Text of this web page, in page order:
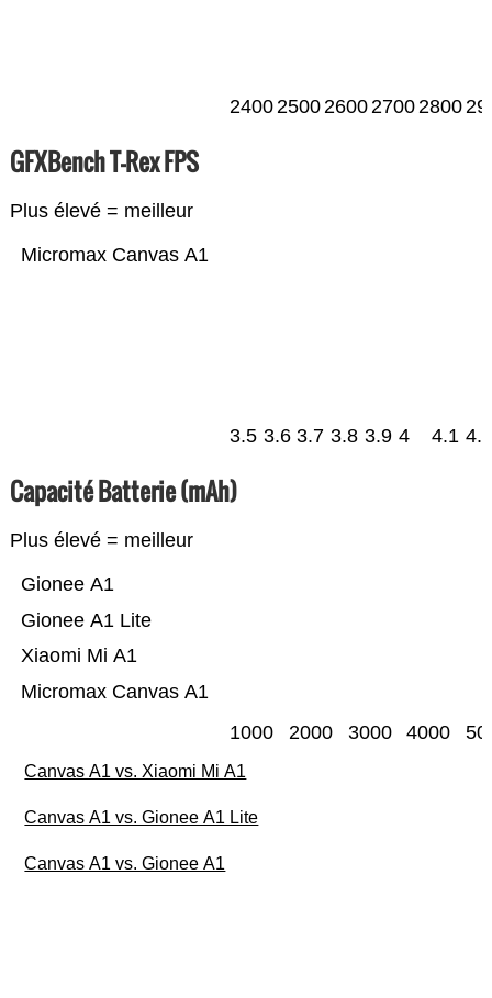
24002500260027002800
GFXBench T-Rex FPS
Plus élevé = meilleur
Micromax Canvas A1
3.5 3.6 3.7 3.8 3.9 4 4.1 4.2
Capacité Batterie (mAh)
Plus élevé = meilleur
Micromax Canvas A1
Xiaomi Mi A1
Gionee A1 Lite
Gionee A1
1000 2000 3000 4000
Canvas A1 vs. Xiaomi Mi A1
Canvas A1 vs. Gionee A1 Lite
Canvas A1 vs. Gionee A1